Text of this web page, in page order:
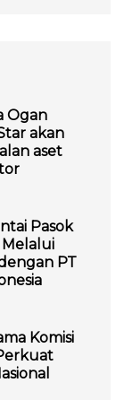
Ogan
akan
aset
Pasok
Melalui
PT
Komisi